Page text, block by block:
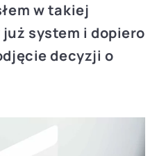
w takiej
system i dopiero
decyzji o